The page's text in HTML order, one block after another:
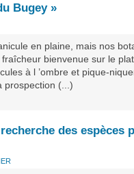
Bugey »
en plaine, mais nos
bienvenue sur le
à l ’ombre et pique-
prospection (...)
des espèces